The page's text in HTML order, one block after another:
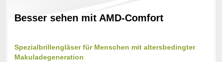
Besser sehen mit AMD-Comfort
Spezialbrillengläser für Menschen mit altersbedingter
Makuladegeneration